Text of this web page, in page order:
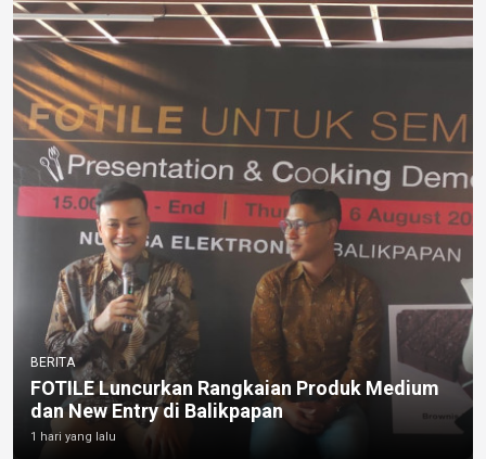
BERITA
FOTILE Luncurkan Rangkaian Produk Medium
dan New Entry di Balikpapan
1 hari yang lalu